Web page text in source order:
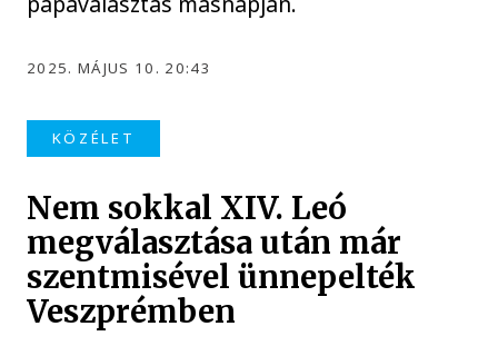
2025. MÁJUS 10. 20:43
KÖZÉLET
Nem sokkal XIV. Leó
megválasztása után már
szentmisével ünnepelték
Veszprémben